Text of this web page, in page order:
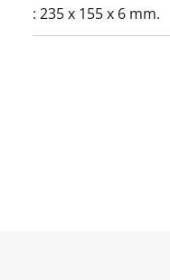
: 235 x 155 x 6 mm.